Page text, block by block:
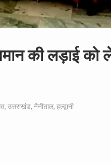
की लड़ाई को
, उत्तराखंड, नैनीताल, हल्द्वानी